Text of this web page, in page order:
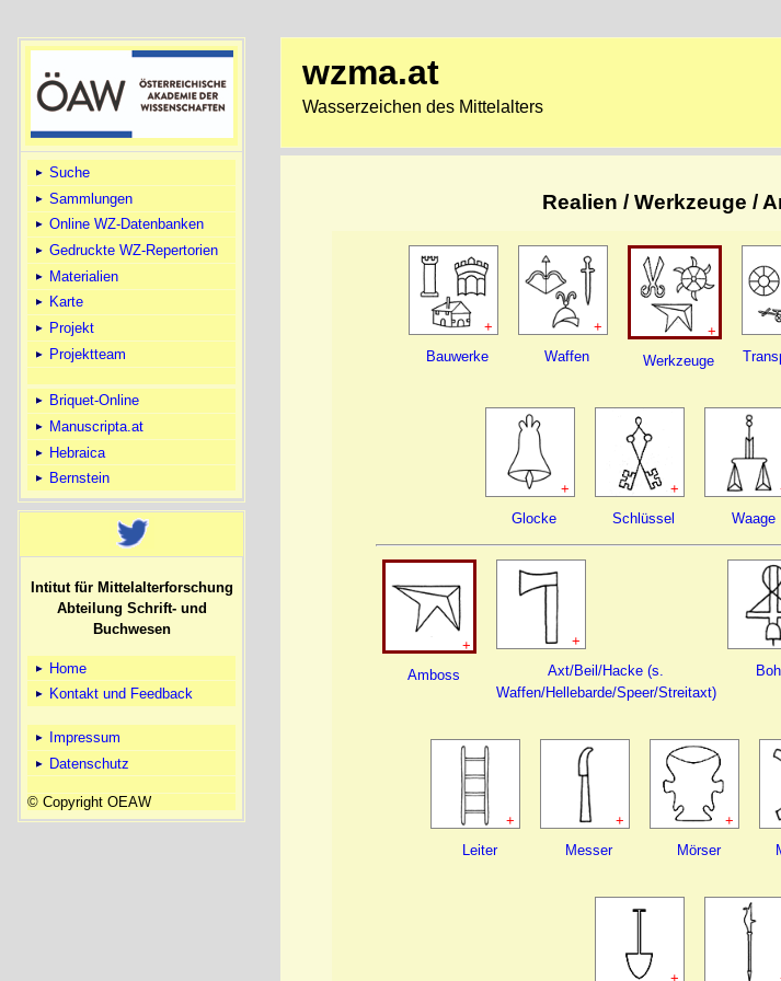
Suche
Sammlungen
Online WZ-Datenbanken
Gedruckte WZ-Repertorien
Materialien
Karte
Projekt
Projektteam
Briquet-Online
Manuscripta.at
Hebraica
Bernstein
Intitut für Mittelalterforschung
Abteilung Schrift- und
Buchwesen
Home
Kontakt und Feedback
Impressum
Datenschutz
© Copyright OEAW
wzma.at
Wasserzeichen des Mittelalters
Realien / Werkzeuge /
+
Bauwerke
+
Waffen
+
Werkzeuge
+
Glocke
+
Schlüssel
Waage
+
Amboss
+
Axt/Beil/Hacke (s.
Waffen/Hellebarde/Speer/Streitaxt)
+
Leiter
+
Messer
+
Mörser